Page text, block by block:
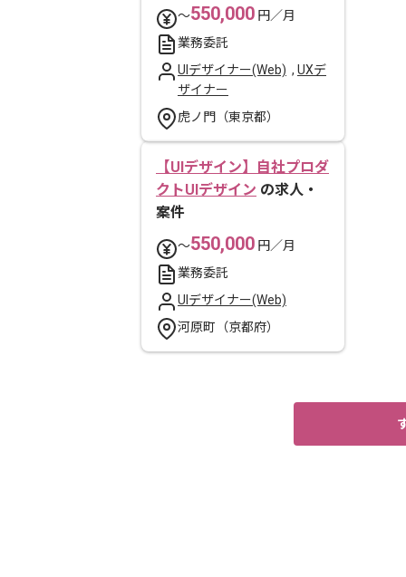
〜550,000 円／月
業務委託
UIデザイナー(Web) , UXデ
ザイナー
虎ノ門（東京都）
【UIデザイン】自社プロダ
クトUIデザイン の求人・
案件
〜550,000 円／月
業務委託
UIデザイナー(Web)
河原町（京都府）